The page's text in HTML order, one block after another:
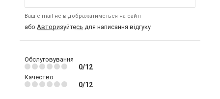
Ваш e-mail не відображатиметься на сайті
або Авторизуйтесь для написання відгуку
Обслуговування
0/12
Качество
0/12